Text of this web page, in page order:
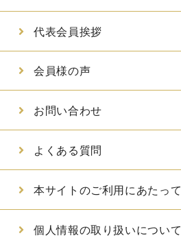
代表会員挨拶
会員様の声
お問い合わせ
よくある質問
本サイトのご利用にあたって
個人情報の取り扱いについて